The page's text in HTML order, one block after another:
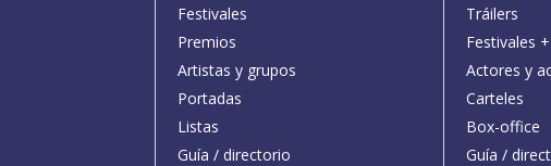
Festivales
Premios
Artistas y grupos
Portadas
Listas
Guía / directorio
Tráilers
Festivales
Actores y
Carteles
Box-office
Guía /